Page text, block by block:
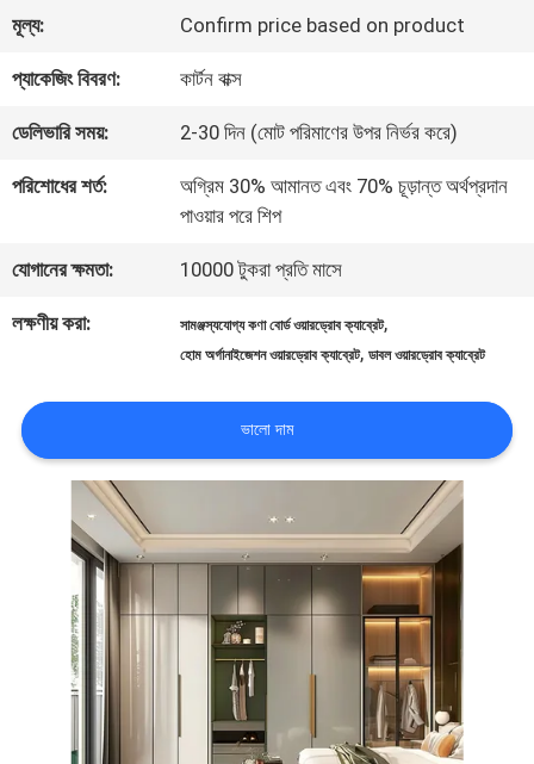
সম্পর্কে
কারখানা
ভ্রমণ
আমাদের
সাথে
করুন
ক্ষেত্রেই
উদ্ধৃতির
মূল্য: Confirm price based on product
প্যাকেজিং বিবরণ: কার্টন বাক্স
ডেলিভারি সময়: 2-30 দিন (মোট পরিমাণের উপর নির্ভর করে)
পরিশোধের শর্ত:
অগ্রিম 30% আমানত এবং 70% চূড়ান্ত অর্থপ্রদান
পাওয়ার পরে শিপ
যোগানের ক্ষমতা: 10000 টুকরা প্রতি মাসে
লক্ষণীয় করা: সামঞ্জস্যযোগ্য কণা বোর্ড ওয়ারড্রোব ক্যাব্রেট,
হোম অর্গানাইজেশন ওয়ারড্রোব ক্যাব্রেট,ডাবল ওয়ারড্রোব ক্যাব্রেট
ভালো দাম